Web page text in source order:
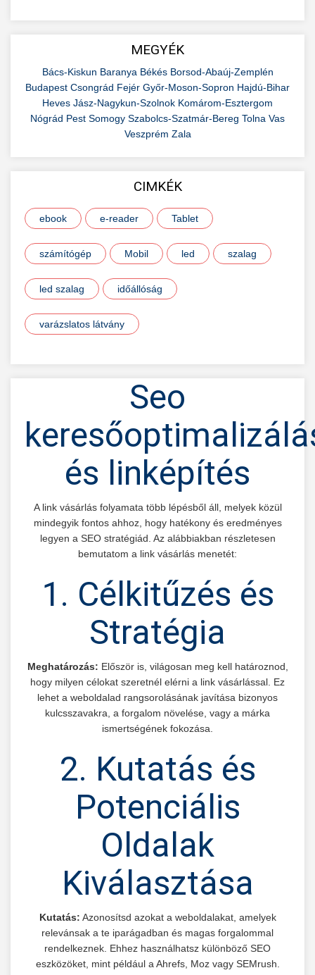
MEGYÉK
Bács-Kiskun Baranya Békés Borsod-Abaúj-Zemplén
Budapest Csongrád Fejér Győr-Moson-Sopron Hajdú-Bihar
Heves Jász-Nagykun-Szolnok Komárom-Esztergom
Nógrád Pest Somogy Szabolcs-Szatmár-Bereg Tolna Vas
Veszprém Zala
CIMKÉK
ebook e-reader Tablet
számítógép Mobil led szalag
led szalag időállóság
varázslatos látvány
Seo
és linképítés
A link vásárlás folyamata több lépésből áll, melyek közül
mindegyik fontos ahhoz, hogy hatékony és eredményes
legyen a SEO stratégiád. Az alábbiakban részletesen
bemutatom a link vásárlás menetét:
1. Célkitűzés és
Stratégia
Meghatározás: Először is, világosan meg kell határoznod,
hogy milyen célokat szeretnél elérni a link vásárlással. Ez
lehet a weboldalad rangsorolásának javítása bizonyos
kulcsszavakra, a forgalom növelése, vagy a márka
ismertségének fokozása.
2. Kutatás és
Potenciális
Oldalak
Kiválasztása
Kutatás: Azonosítsd azokat a weboldalakat, amelyek
relevánsak a te iparágadban és magas forgalommal
rendelkeznek. Ehhez használhatsz különböző SEO
eszközöket, mint például a Ahrefs, Moz vagy SEMrush.